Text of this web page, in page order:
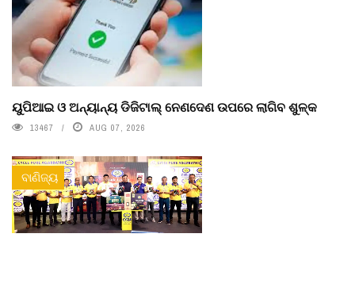
ୟୁପିଆଇ ଓ ଅନ୍ୟାନ୍ୟ ଡିଜିଟାଲ୍ ନେଣଦେଣ ଉପରେ ଲାଗିବ ଶୁଳ୍କ
13467 AUG 07, 2026
ବାଣିଜ୍ୟ